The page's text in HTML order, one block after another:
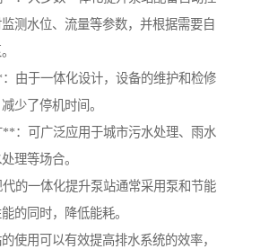
测水位、流量等参数，并根据需要自
由于一体化设计，设备的维护和检修
少了停机时间。
：可广泛应用于城市污水处理、雨水
理等场合。
的一体化提升泵站通常采用泵和节能
的同时，降低能耗。
使用可以有效提高排水系统的效率，